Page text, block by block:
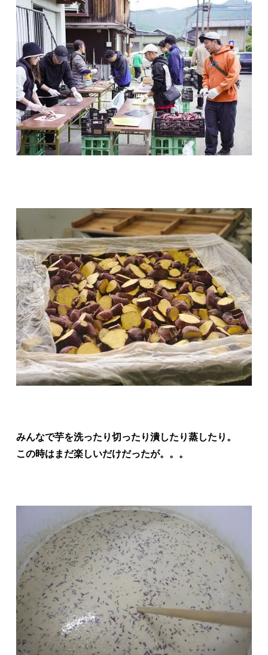
みんなで芋を洗ったり切ったり潰したり蒸したり。
この時はまだ楽しいだけだったが。。。